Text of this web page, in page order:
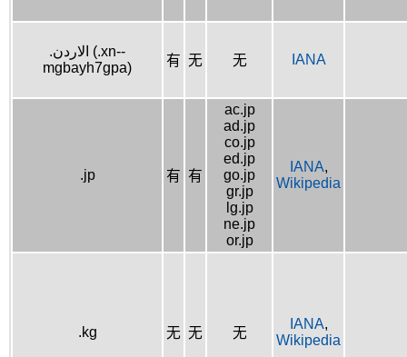
.الاردن (.xn--
mgbayh7gpa)
有 无 无 IANA
.jp 有 有
ac.jp
ad.jp
co.jp
ed.jp
go.jp
gr.jp
lg.jp
ne.jp
or.jp
IANA,
Wikipedia
.kg 无 无 无
IANA,
Wikipedia